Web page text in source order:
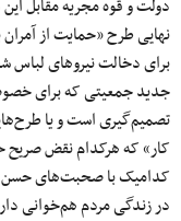
دولت و قوه مجریه مقابل این
نهایی طرح «حمایت از آمران
برای دخالت نیروهای
جدید جمعیتی که برای
تصمیم‌گیری است و یا
کار» که هرکدام نقض صریح
کدامیک با صحبت‌های حسن
در زندگی مردم هم‌خوانی